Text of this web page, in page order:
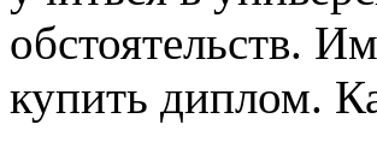
обстоятельств.
купить диплом.